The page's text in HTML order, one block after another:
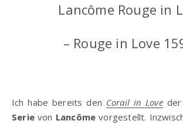
Lancôme Rouge in
– Rouge in Love
Ich habe bereits den Corail in Loveder
Serievon Lancôme vorgestellt.